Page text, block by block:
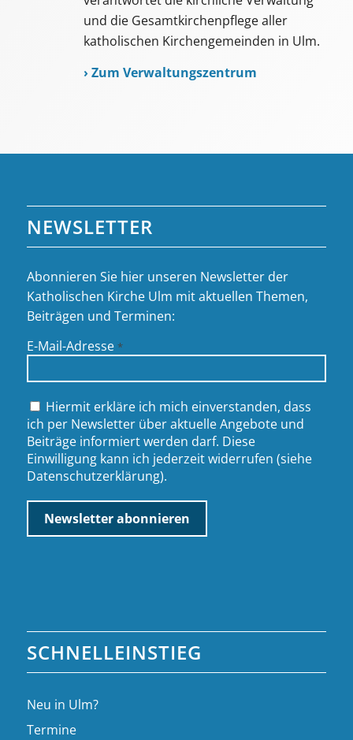
und die Gesamtkirchenpflege aller
katholischen Kirchengemeinden in Ulm.
› Zum Verwaltungszentrum
NEWSLETTER
Abonnieren Sie hier unseren Newsletter der
Katholischen Kirche Ulm mit aktuellen Themen,
Beiträgen und Terminen:
E-Mail-Adresse *
Hiermit erkläre ich mich einverstanden, dass
ich per Newsletter über aktuelle Angebote und
Beiträge informiert werden darf. Diese
Einwilligung kann ich jederzeit widerrufen (siehe
Datenschutzerklärung).
SCHNELLEINSTIEG
Neu in Ulm?
Termine